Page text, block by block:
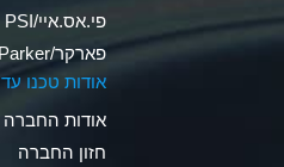
פי.אס.איי/PSI
פארקר/Parker
אודות טכנו עד
אודות החברה
חזון החברה